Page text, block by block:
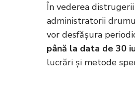
În vederea
administratorii
vor desfășura
până la data de 30
lucrări și metode